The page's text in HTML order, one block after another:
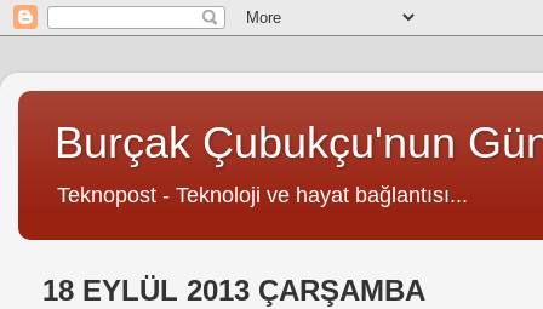
Burçak Çubukçu'nun
Teknopost - Teknoloji ve hayat bağlantısı...
18 EYLÜL 2013 ÇARŞAMBA